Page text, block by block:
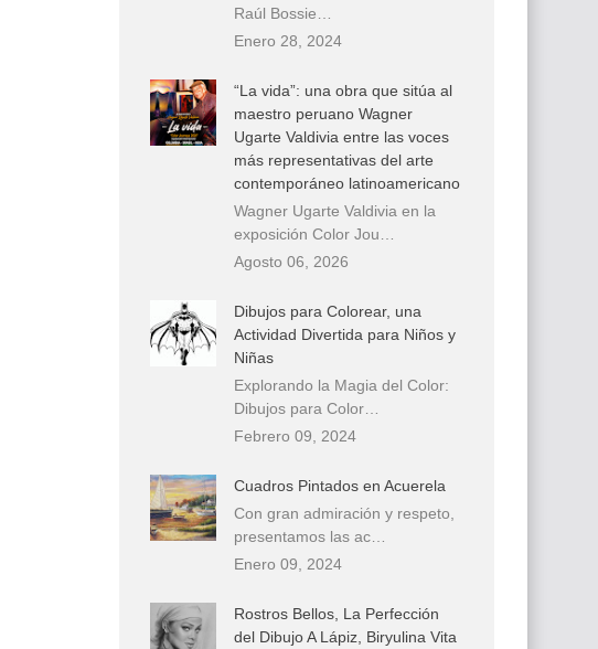
Raúl Bossie…
Enero 28, 2024
“La vida”: una obra que sitúa al
maestro peruano Wagner
Ugarte Valdivia entre las voces
más representativas del arte
contemporáneo latinoamericano
Wagner Ugarte Valdivia en la
exposición Color Jou…
Agosto 06, 2026
Dibujos para Colorear, una
Actividad Divertida para Niños y
Niñas
Explorando la Magia del Color:
Dibujos para Color…
Febrero 09, 2024
Cuadros Pintados en Acuerela
Con gran admiración y respeto,
presentamos las ac…
Enero 09, 2024
Rostros Bellos, La Perfección
del Dibujo A Lápiz, Biryulina Vita